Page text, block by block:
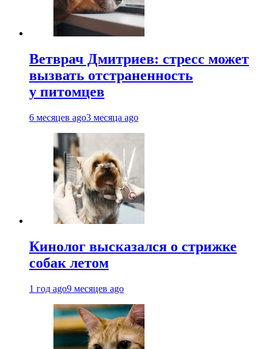
Ветврач Дмитриев: стресс может
вызвать отстраненность
у питомцев
6 месяцев ago3 месяца ago
Кинолог высказался о стрижке
собак летом
1 год ago9 месяцев ago